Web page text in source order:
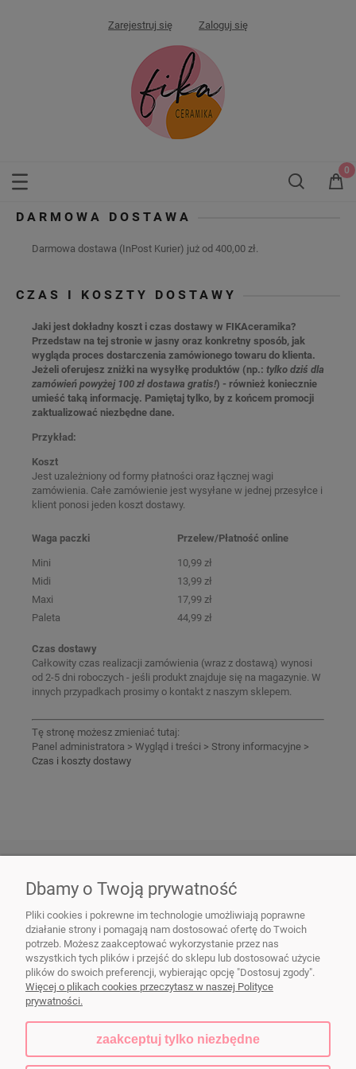
Zarejestruj się Zaloguj się
DARMOWA DOSTAWA
Darmowa dostawa (InPost Kurier) już od 400,00 zł.
CZAS I KOSZTY DOSTAWY
Jaki jest dokładny koszt i czas dostawy w FIKAceramika?
Przedstaw na tej stronie w jasny oraz konkretny sposób, jak
wygląda proces dostarczenia zamówionego towaru do klienta.
Jeżeli oferujesz zniżki na wysyłkę produktów (np.: tylko dziś dla
zamówień powyżej 100 zł dostawa gratis!) - również koniecznie
umieść taką informację. Pamiętaj tylko, by z końcem promocji
zaktualizować niezbędne dane.
Przykład:
Koszt
Jest uzależniony od formy płatności oraz łącznej wagi
zamówienia. Całe zamówienie jest wysyłane w jednej przesyłce i
klient ponosi jeden koszt dostawy.
Waga paczki Przelew/Płatność online
Mini
10,99 zł
Midi
13,99 zł
Maxi
17,99 zł
Paleta
44,99 zł
Czas dostawy
Całkowity czas realizacji zamówienia (wraz z dostawą) wynosi
od 2-5 dni roboczych - jeśli produkt znajduje się na magazynie. W
innych przypadkach prosimy o kontakt z naszym sklepem.
Tę stronę możesz zmieniać tutaj:
Panel administratora > Wygląd i treści > Strony informacyjne >
Czas i koszty dostawy
Naczynia ceramiczne FIKAceramika|dorota@fikaceramika.pl| Wał
Zawadowski 103a, 02-986 Warszawa | NIP: 5213378624 | REGON:
140422238
Dbamy o Twoją prywatność
Pliki cookies i pokrewne im technologie umożliwiają poprawne
działanie strony i pomagają nam dostosować ofertę do Twoich
potrzeb. Możesz zaakceptować wykorzystanie przez nas
wszystkich tych plików i przejść do sklepu lub dostosować użycie
plików do swoich preferencji, wybierając opcję "Dostosuj zgody".
Więcej o plikach cookies przeczytasz w naszej Polityce
prywatności.
zaakceptuj tylko niezbędne